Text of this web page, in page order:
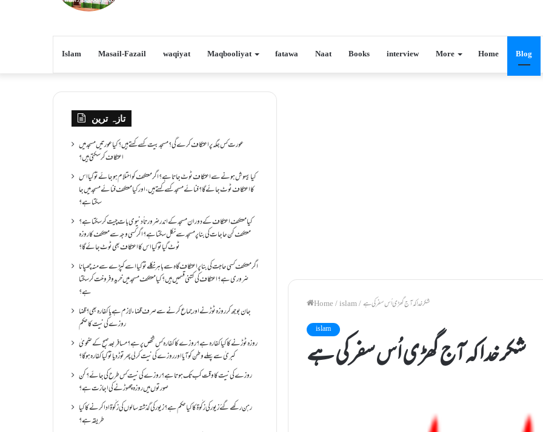
Islam Masail-Fazail waqiyat Maqbooliyat fatawa Naat Books interview More Home Blog
Home/islam/شکر خدا کہ آج گھڑی اُس سفر کی ہے
islam
شکر خدا کہ آج گھڑی اُس سفر کی ہے
تازہ ترین
عورت کس جگہ پر اعتکاف کرے گی؟مسجد بیت کسے کہتے ہیں؟کیا عورتیں مسجد میں
اعتکاف کر سکتی ہیں؟
کیا بیہوش ہونے سے اعتکاف ٹوٹ جاتا ہے؟ اگر معتکف کو احتلام ہو جائے تو کیا اس
کا اعتکاف ٹوٹ جائے گا؟فنائے مسجد کسے کہتے ہیں ، اور کیا معتکف فنائے مسجد میں جا
سکتا ہے؟
کیا معتکف اعتکاف کے دوران مسجد کے اندر ضرورتاً دنیوی بات چیت کر سکتا ہے؟
معتکف کن حاجات کی بنا پر مسجد سے نکل سکتا ہے؟ اگر کسی وجہ سے معتکف کا روزہ
ٹوٹ گیا تو کیا اس کا اعتکاف بھی ٹوٹ جائے گا؟
اگر معتکف کسی حاجت کی بنا پر اعتکاف گاہ سے باہر نکلے تو کیا اسے کپڑے سے منہ چھپانا
ضروری ہے؟اعتکاف کی کتنی قسمیں ہیں؟کیا معتکف مسجد میں خرید و فروخت کر سکتا
ہے؟
جان بوجھ کر روزہ ٹوڑنے اور جماع کرنے سے صرف قضاء لازم ہے یا کفارہ بھی؟ قضا
روزے کی نیت کا حکم
روزہ ٹوڑنے کا کیا کفارہ ہے؟روزے کا کفارہ کس شخص پر ہے؟ مسافر بعد صبح کے ضحویٰ
کبریٰ سے پہلے وطن کو آیا اور روزے کی نیت کر لی پھر توڑ دیا تو کیا کفارہ ہو گا؟
روزے کی نیت کا وقت کب تک ہوتا ہے؟ روزے کی نیت کس طرح کی جائے؟ کن
صورتوں میں روزہ چھوڑنے کی اجازت ہے؟
رہن رکھے گئے زیور کی زکٰوۃ کا کیا حکم ہے؟زیور کی گذشتہ سالوں کی زکٰوۃ ادا کرنے کا کیا
طریقہ ہے؟